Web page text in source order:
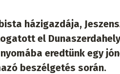
házigazdája,
el
eredtünk egy
beszélgetés során.